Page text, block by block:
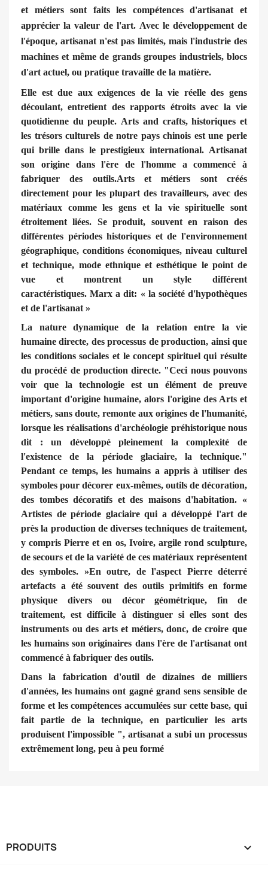
et métiers sont faits les compétences d'artisanat et
apprécier la valeur de l'art. Avec le développement de
l'époque, artisanat n'est pas limités, mais l'industrie des
machines et même de grands groupes industriels, blocs
d'art actuel, ou pratique travaille de la matière.
Elle est due aux exigences de la vie réelle des gens
découlant, entretient des rapports étroits avec la vie
quotidienne du peuple. Arts and crafts, historiques et
les trésors culturels de notre pays chinois est une perle
qui brille dans le prestigieux international. Artisanat
son origine dans l'ère de l'homme a commencé à
fabriquer des outils.Arts et métiers sont créés
directement pour les plupart des travailleurs, avec des
matériaux comme les gens et la vie spirituelle sont
étroitement liées. Se produit, souvent en raison des
différentes périodes historiques et de l'environnement
géographique, conditions économiques, niveau culturel
et technique, mode ethnique et esthétique le point de
vue et montrent un style différent
caractéristiques. Marx a dit: « la société d'hypothèques
et de l'artisanat »
La nature dynamique de la relation entre la vie
humaine directe, des processus de production, ainsi que
les conditions sociales et le concept spirituel qui résulte
du procédé de production directe. "Ceci nous pouvons
voir que la technologie est un élément de preuve
important d'origine humaine, alors l'origine des Arts et
métiers, sans doute, remonte aux origines de l'humanité,
lorsque les réalisations d'archéologie préhistorique nous
dit : un développé pleinement la complexité de
l'existence de la période glaciaire, la technique."
Pendant ce temps, les humains a appris à utiliser des
symboles pour décorer eux-mêmes, outils de décoration,
des tombes décoratifs et des maisons d'habitation. «
Artistes de période glaciaire qui a développé l'art de
près la production de diverses techniques de traitement,
y compris Pierre et en os, Ivoire, argile rond sculpture,
de secours et de la variété de ces matériaux représentent
des symboles. »En outre, de l'aspect Pierre déterré
artefacts a été souvent des outils primitifs en forme
physique divers ou décor géométrique, fin de
traitement, est difficile à distinguer si elles sont des
instruments ou des arts et métiers, donc, de croire que
les humains son originaires dans l'ère de l'artisanat ont
commencé à fabriquer des outils.
Dans la fabrication d'outil de dizaines de milliers
d'années, les humains ont gagné grand sens sensible de
forme et les compétences accumulées sur cette base, qui
fait partie de la technique, en particulier les arts
produisent l'impossible ", artisanat a subi un processus
extrêmement long, peu à peu formé
PRODUITS 